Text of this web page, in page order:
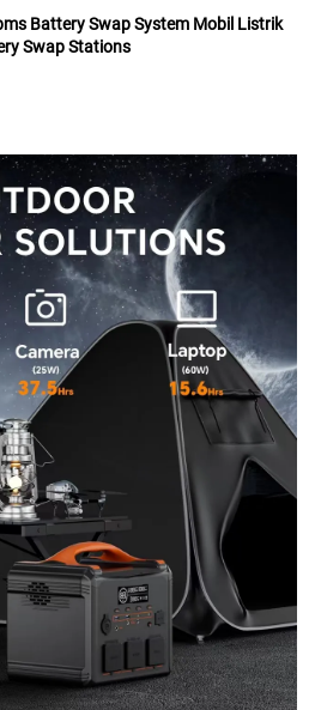
Battery Swap System Mobil Listrik
Swap Stations